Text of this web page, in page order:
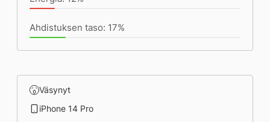
Ahdistuksen taso: 17%
Väsynyt
iPhone 14 Pro